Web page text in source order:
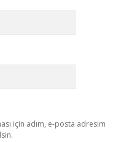
için adım, e-posta adresim